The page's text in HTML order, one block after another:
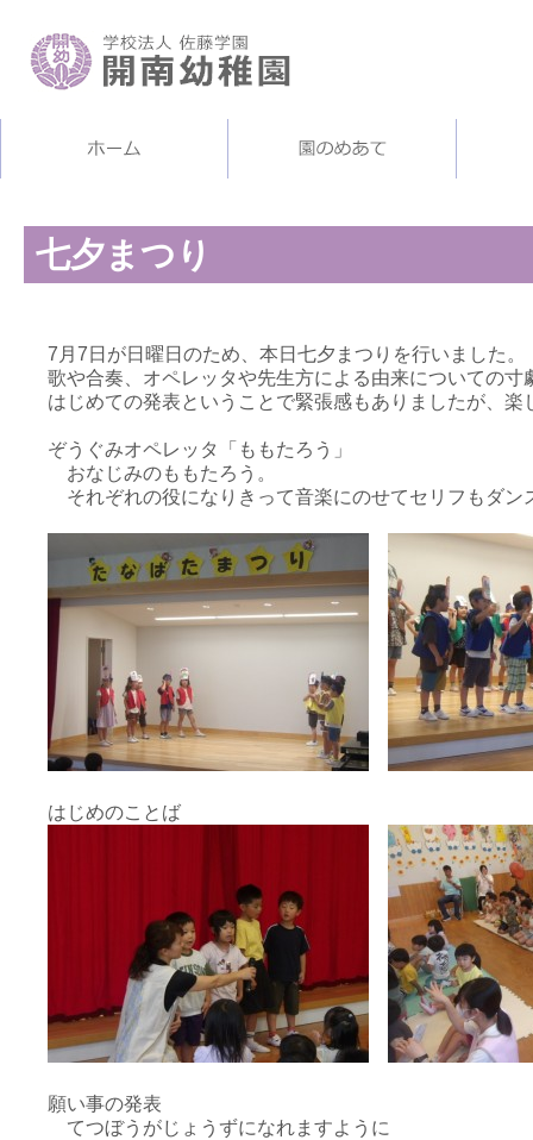
七夕まつり
7月7日が日曜日のため、本日七夕まつりを行いました。
歌や合奏、オペレッタや先生方による由来についての寸
はじめての発表ということで緊張感もありましたが、楽
ぞうぐみオペレッタ「ももたろう」
おなじみのももたろう。
それぞれの役になりきって音楽にのせてセリフもダン
はじめのことば
願い事の発表
てつぼうがじょうずになれますように